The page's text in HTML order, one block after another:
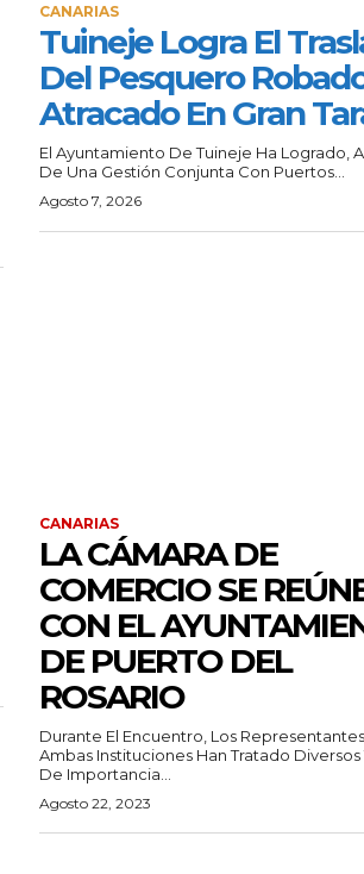
CANARIAS
Tuineje Logra El
Del Pesquero
Atracado En Gran
El Ayuntamiento De Tuineje Ha Logrado,
De Una Gestión Conjunta Con Puertos...
Agosto 7, 2026
CANARIAS
LA CÁMARA DE
COMERCIO SE
CON EL
DE PUERTO DEL
ROSARIO
Durante El Encuentro, Los
Ambas Instituciones Han Tratado Diversos
De Importancia...
Agosto 22, 2023